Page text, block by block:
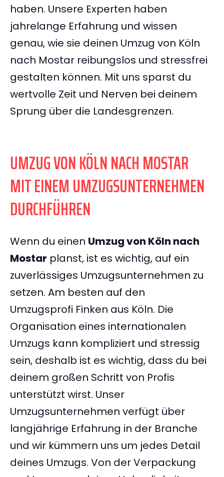
haben. Unsere Experten haben
jahrelange Erfahrung und wissen
genau, wie sie deinen Umzug von Köln
nach Mostar reibungslos und stressfrei
gestalten können. Mit uns sparst du
wertvolle Zeit und Nerven bei deinem
Sprung über die Landesgrenzen.
UMZUG VON KÖLN NACH MOSTAR
MIT EINEM UMZUGSUNTERNEHMEN
DURCHFÜHREN
Wenn du einen Umzug von Köln nach
Mostar planst, ist es wichtig, auf ein
zuverlässiges Umzugsunternehmen zu
setzen. Am besten auf den
Umzugsprofi Finken aus Köln. Die
Organisation eines internationalen
Umzugs kann kompliziert und stressig
sein, deshalb ist es wichtig, dass du bei
deinem großen Schritt von Profis
unterstützt wirst. Unser
Umzugsunternehmen verfügt über
langjährige Erfahrung in der Branche
und wir kümmern uns um jedes Detail
deines Umzugs. Von der Verpackung